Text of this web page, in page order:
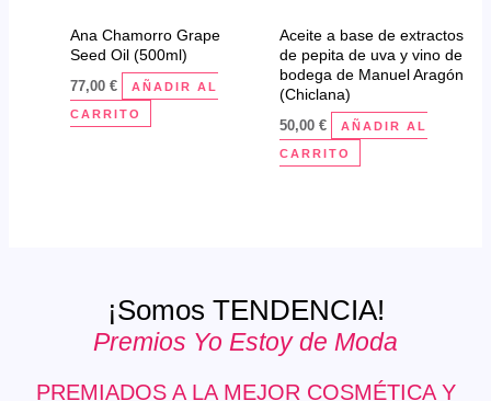
Ana Chamorro Grape
Seed Oil (500ml)
77,00 € AÑADIR AL
CARRITO
Aceite a base de extractos
de pepita de uva y vino de
bodega de Manuel Aragón
(Chiclana)
50,00 € AÑADIR AL
CARRITO
¡Somos TENDENCIA!
Premios Yo Estoy de Moda
PREMIADOS A LA MEJOR COSMÉTICA Y